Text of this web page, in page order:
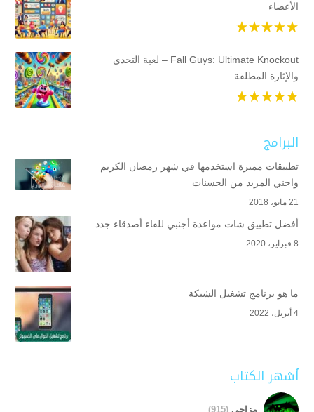
الأعضاء
Fall Guys: Ultimate Knockout – لعبة التحدي
والإثارة المطلقة
البرامج
تطبيقات مميزة استخدمها في شهر رمضان الكريم
واجني المزيد من الحسنات
21 مايو، 2018
أفضل تطبيق شات مواعدة أجنبي للقاء أصدقاء جدد
8 فبراير، 2020
ما هو برنامج تشغيل الشبكة
4 أبريل، 2022
أشهر الكتاب
مزاجي (915)